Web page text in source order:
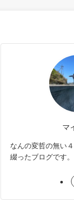
マ
なんの変哲の無い
綴ったブログです。